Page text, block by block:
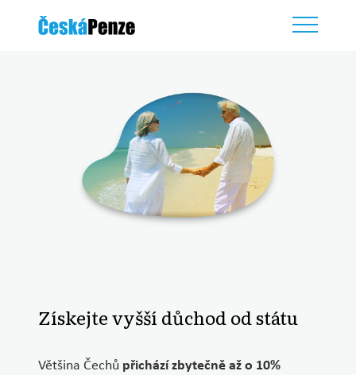
Získejte vyšší důchod od státu
Většina Čechů přichází zbytečně až o 10%